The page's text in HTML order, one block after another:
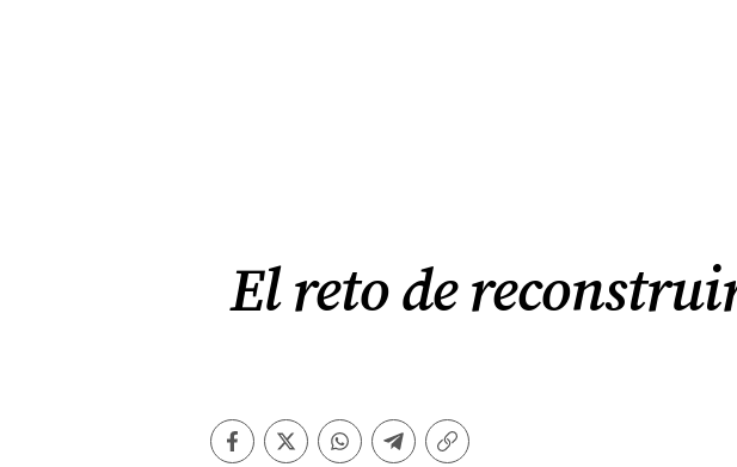
El reto de
Facebook
TwitterWhatsapp
Telegram
Copiar